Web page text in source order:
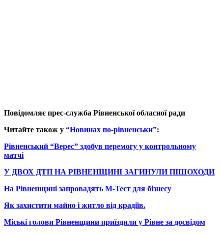
Повідомляє прес-служба Рівненської обласної ради
Читайте також у “Новинах по-рівненськи”:
Рівненський “Верес” здобув перемогу у контрольному
матчі
У ДВОХ ДТП НА РІВНЕНЩИНІ ЗАГИНУЛИ ПІШОХОДИ
На Рівненщині запровадять М-Тест для бізнесу
Як захистити майно і житло від крадіїв.
Міські голови Рівненщини приїздили у Рівне за досвідом